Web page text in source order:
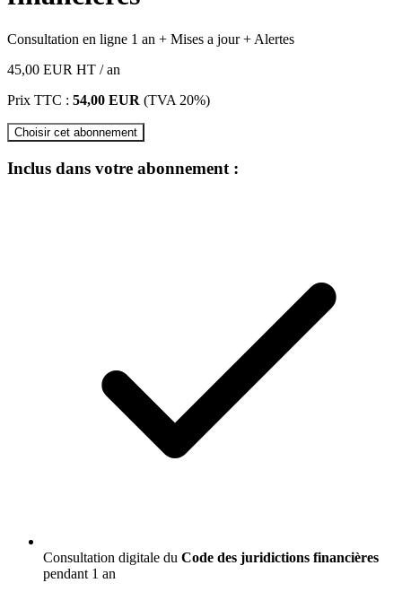
Consultation en ligne 1 an + Mises a jour + Alertes
45,00 EUR HT / an
Prix TTC : 54,00 EUR (TVA 20%)
Choisir cet abonnement
Inclus dans votre abonnement :
Consultation digitale du Code des juridictions financières
pendant 1 an